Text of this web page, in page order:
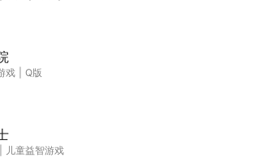
戏
Q版
儿童益智游戏